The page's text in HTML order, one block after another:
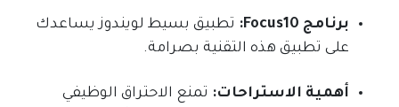
برنامج Focus10:
تطبيق بسيط لويندوز يساعدك
على تطبيق هذه التقنية بصرامة.
أهمية الاستراحات: تمنع الاحتراق الوظيفي